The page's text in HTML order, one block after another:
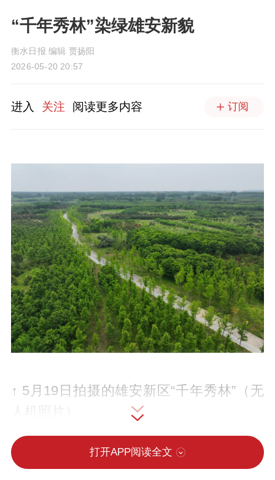
“千年秀林”染绿雄安新貌
衡水日报 编辑 贾扬阳
2026-05-20 20:57
进入 关注 阅读更多内容 订阅
↑ 5月19日拍摄的雄安新区“千年秀林”（无
近年来，河北雄安新区大规模开展植
打开APP阅读全文